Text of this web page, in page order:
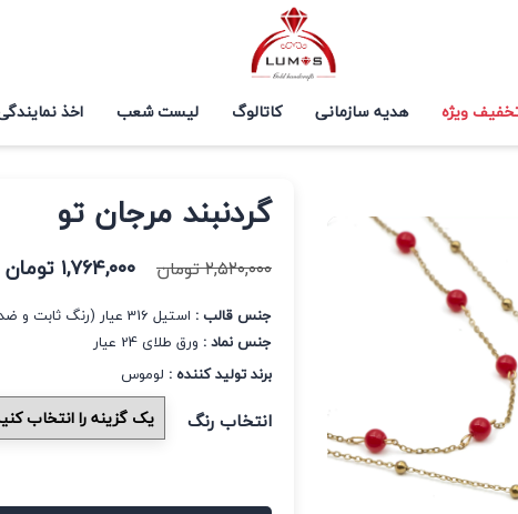
ویژه هدیه سازمانی کاتالوگ لیست شعب اخذ
گردنبند مرجان تو
۲,۵۲۰,۰۰۰تومان ۱,۷۶۴,۰۰۰ تومان
جنس قالب : استیل 316 عیار (رنگ ثابت و ضد حساسیت)
جنس نماد : ورق طلای 24 عیار
برند تولید کننده : لوموس
انتخاب رنگ